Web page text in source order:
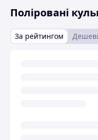
Поліровані
За рейтингом